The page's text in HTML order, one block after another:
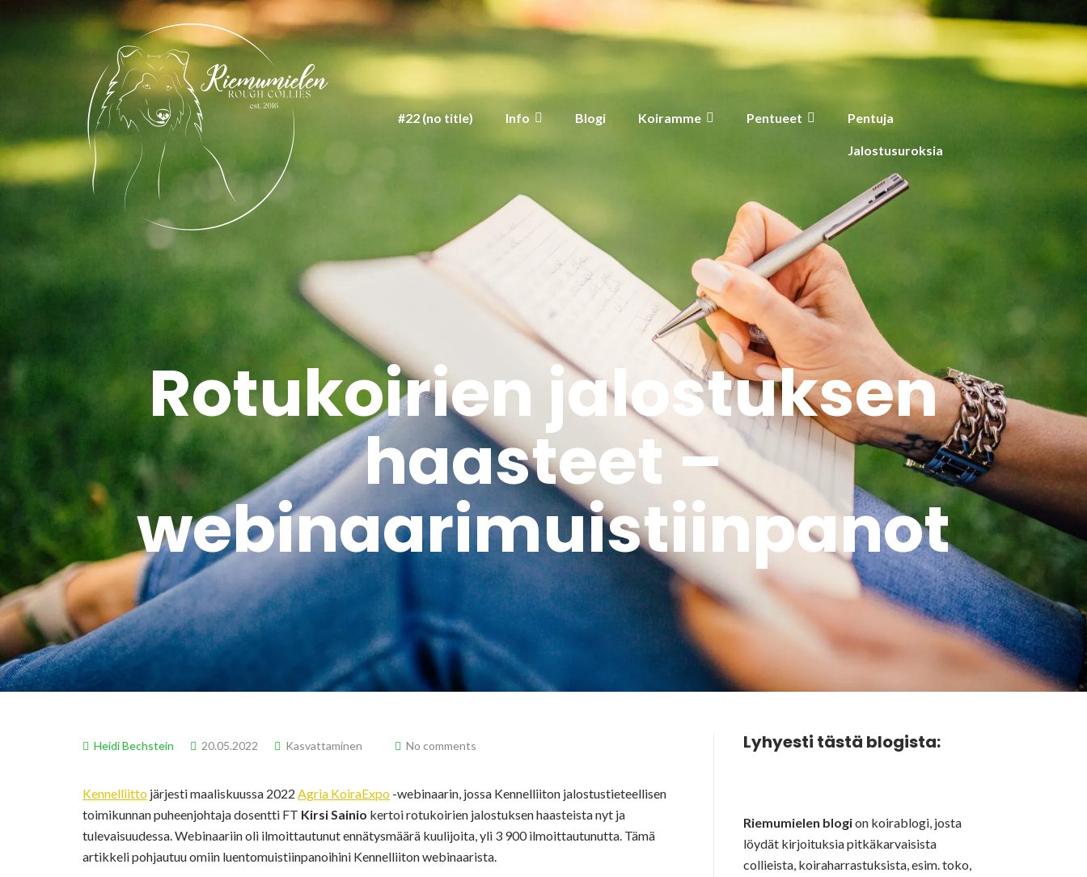
#22 (no title) Info Blogi Koiramme Pentueet Pentuja
Jalostusuroksia
Rotukoirien jalostuksen
haasteet –
webinaarimuistiinpanot
Heidi Bechstein 20.05.2022 Kasvattaminen No comments
Kennelliitto järjesti maaliskuussa 2022 Agria KoiraExpo -webinaarin, jossa Kennelliiton jalostustieteellisen
toimikunnan puheenjohtaja dosentti FT Kirsi Sainio kertoi rotukoirien jalostuksen haasteista nyt ja
tulevaisuudessa. Webinaariin oli ilmoittautunut ennätysmäärä kuulijoita, yli 3 900 ilmoittautunutta. Tämä
artikkeli pohjautuu omiin luentomuistiinpanoihini Kennelliiton webinaarista.
Lyhyesti tästä blogista:
Riemumielen blogion koirablogi, josta
löydät kirjoituksia pitkäkarvaisista
collieista, koiraharrastuksista, esim. toko,